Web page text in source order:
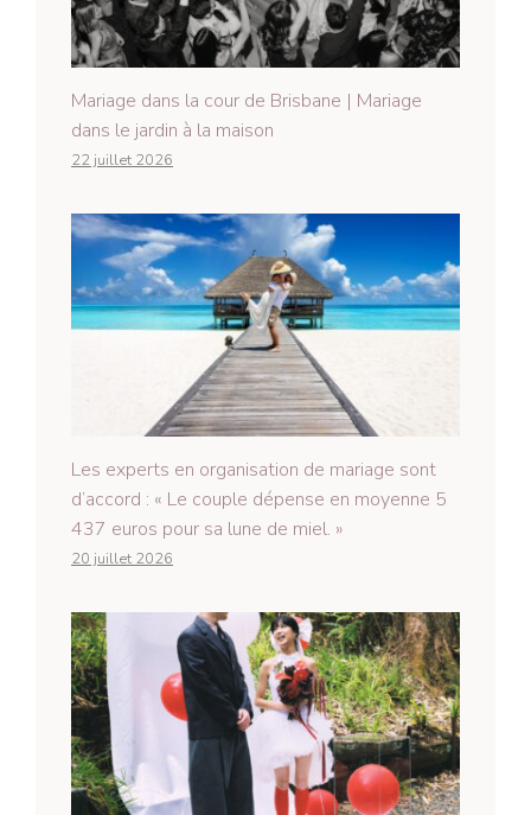
Mariage dans la cour de Brisbane | Mariage
dans le jardin à la maison
22 juillet 2026
Les experts en organisation de mariage sont
d’accord : « Le couple dépense en moyenne 5
437 euros pour sa lune de miel. »
20 juillet 2026